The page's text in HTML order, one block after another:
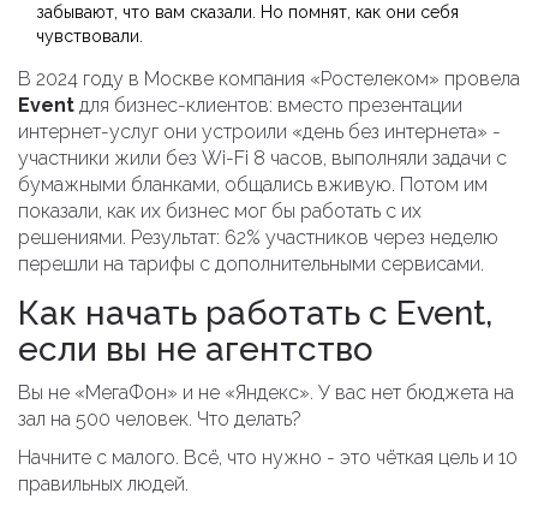
забывают, что вам сказали. Но помнят, как они себя
чувствовали.
В 2024 году в Москве компания «Ростелеком» провела
Event для бизнес-клиентов: вместо презентации
интернет-услуг они устроили «день без интернета» -
участники жили без Wi-Fi 8 часов, выполняли задачи с
бумажными бланками, общались вживую. Потом им
показали, как их бизнес мог бы работать с их
решениями. Результат: 62% участников через неделю
перешли на тарифы с дополнительными сервисами.
Как начать работать с Event,
если вы не агентство
Вы не «МегаФон» и не «Яндекс». У вас нет бюджета на
зал на 500 человек. Что делать?
Начните с малого. Всё, что нужно - это чёткая цель и 10
правильных людей.